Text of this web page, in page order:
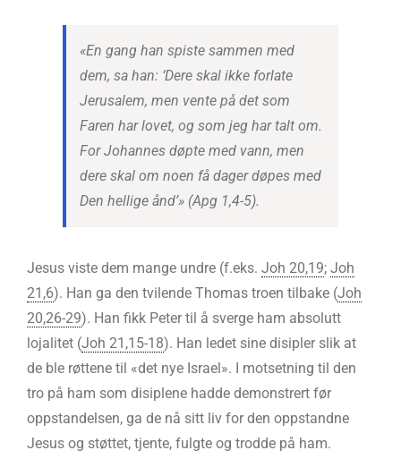
«En gang han spiste sammen med
dem, sa han: ‘Dere skal ikke forlate
Jerusalem, men vente på det som
Faren har lovet, og som jeg har talt om.
For Johannes døpte med vann, men
dere skal om noen få dager døpes med
Den hellige ånd’» (Apg 1,4-5).
Jesus viste dem mange undre (f.eks. Joh 20,19; Joh
21,6). Han ga den tvilende Thomas troen tilbake (Joh
20,26-29). Han fikk Peter til å sverge ham absolutt
lojalitet (Joh 21,15-18). Han ledet sine disipler slik at
de ble røttene til «det nye Israel». I motsetning til den
tro på ham som disiplene hadde demonstrert før
oppstandelsen, ga de nå sitt liv for den oppstandne
Jesus og støttet, tjente, fulgte og trodde på ham.